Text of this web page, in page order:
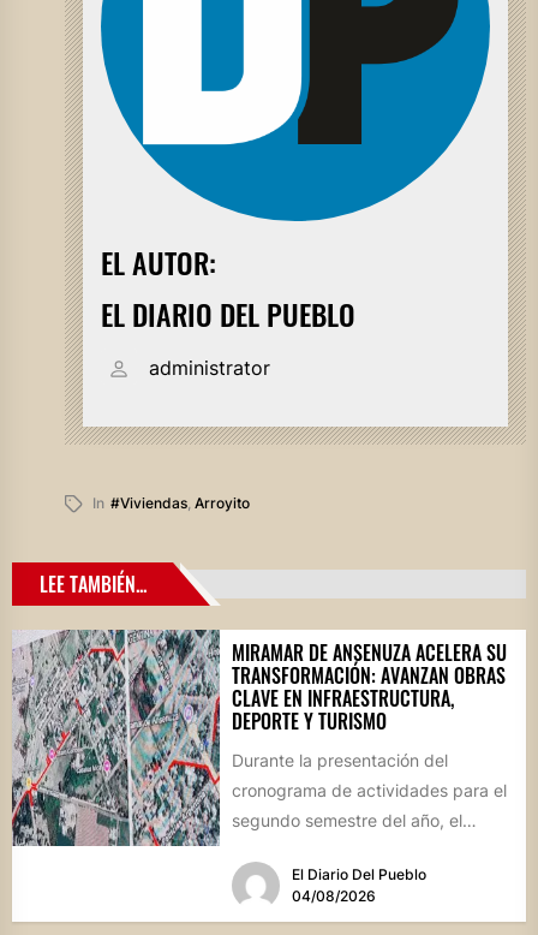
EL AUTOR:
EL DIARIO DEL PUEBLO
administrator
In #viviendas, Arroyito
LEE TAMBIÉN...
MIRAMAR DE ANSENUZA ACELERA SU
TRANSFORMACIÓN: AVANZAN OBRAS
CLAVE EN INFRAESTRUCTURA,
DEPORTE Y TURISMO
Durante la presentación del
cronograma de actividades para el
segundo semestre del año, el
el estado...El Diario Del Pueblo
04/08/2026